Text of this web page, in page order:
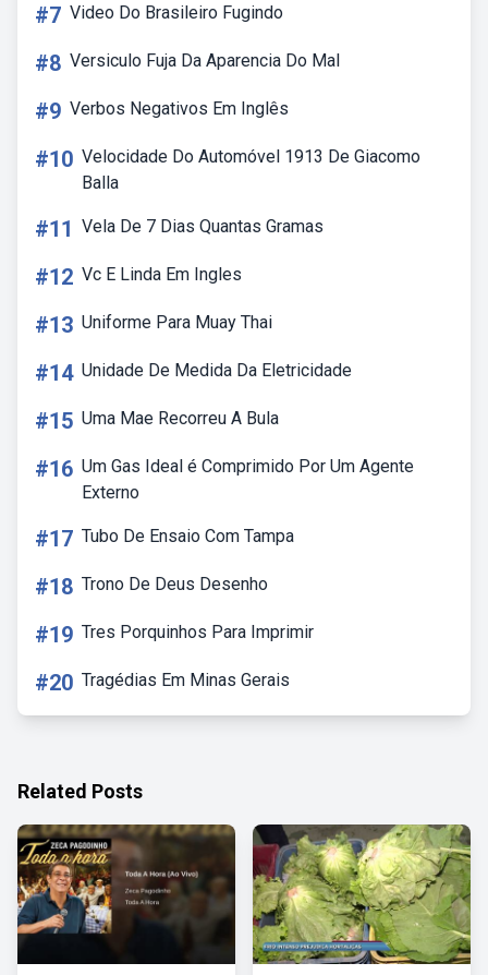
#7 Video Do Brasileiro Fugindo
#8 Versiculo Fuja Da Aparencia Do Mal
#9 Verbos Negativos Em Inglês
#10 Velocidade Do Automóvel 1913 De Giacomo
Balla
#11 Vela De 7 Dias Quantas Gramas
#12 Vc E Linda Em Ingles
#13 Uniforme Para Muay Thai
#14 Unidade De Medida Da Eletricidade
#15 Uma Mae Recorreu A Bula
#16 Um Gas Ideal é Comprimido Por Um Agente
Externo
#17 Tubo De Ensaio Com Tampa
#18 Trono De Deus Desenho
#19 Tres Porquinhos Para Imprimir
#20 Tragédias Em Minas Gerais
Related Posts